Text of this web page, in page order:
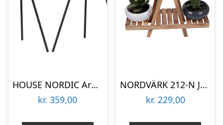
HOUSE NORDIC Ardola blomsterstander, rund – sort stål (sæt af 2)
kr. 359,00
NORDVÄRK 212-N Jardiniere udendørs blomsterstander – natur træ
kr. 229,00